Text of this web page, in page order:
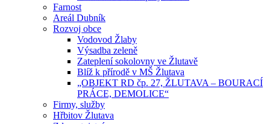
Farnost
Areál Dubník
Rozvoj obce
Vodovod Žlaby
Výsadba zeleně
Zateplení sokolovny ve Žlutavě
Blíž k přírodě v MŠ Žlutava
„OBJEKT RD čp. 27, ŽLUTAVA – BOURACÍ
PRÁCE, DEMOLICE“
Firmy, služby
Hřbitov Žlutava